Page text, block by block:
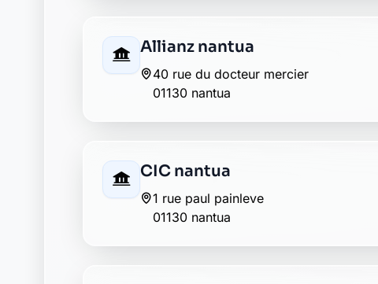
Allianz nantua
40 rue du docteur mercier
01130 nantua
CIC nantua
1 rue paul painleve
01130 nantua